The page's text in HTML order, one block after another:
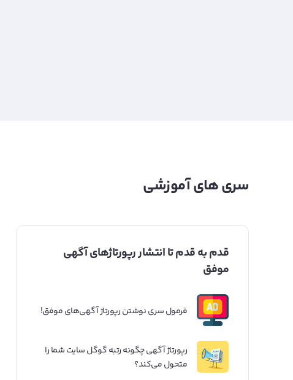
سری های آموزشی
قدم به قدم تا انتشار رپورتاژهای آگهی
موفق
فرمول سری نوشتن رپورتاژ آگهی‌های موفق!
رپورتاژ آگهی چگونه رتبه گوگل سایت شما را
متحول می‌کند؟